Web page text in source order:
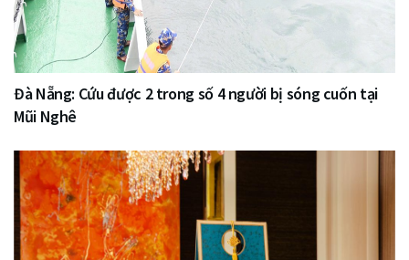
Đà Nẵng: Cứu được 2 trong số 4 người bị sóng cuốn tại
Mũi Nghê